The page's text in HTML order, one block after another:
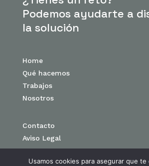
Podemos ayudarte a
la solución
Home
Qué hacemos
Trabajos
Nosotros
Contacto
Aviso Legal
Usamos cookies para asegurar que te